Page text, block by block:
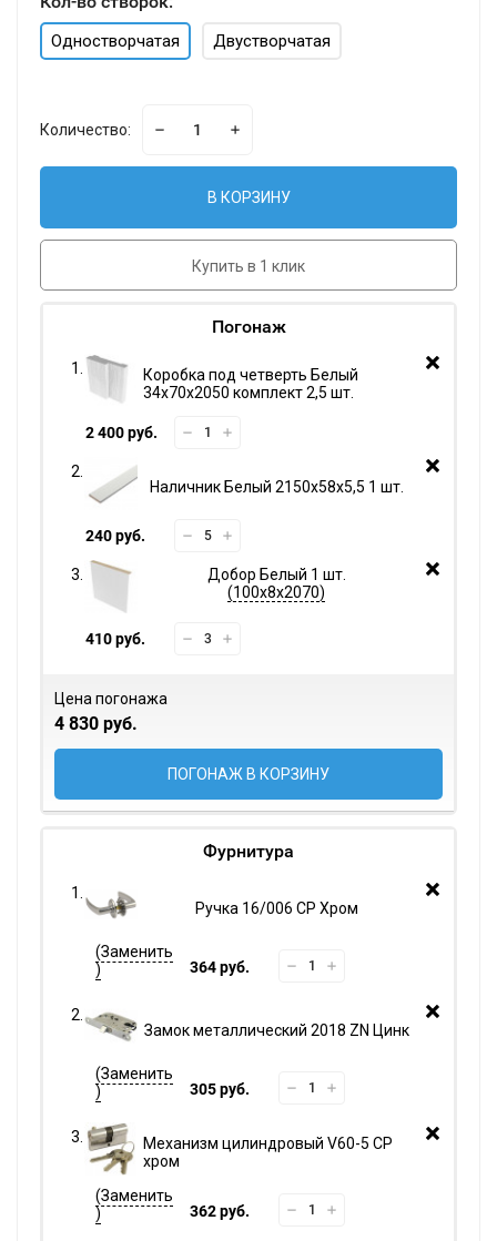
Одностворчатая Двустворчатая
Количество:
В КОРЗИНУ
Купить в 1 клик
Погонаж
Коробка под четверть Белый
34х70х2050 комплект 2,5 шт.
2 400 руб.
Наличник Белый 2150х58х5,5 1 шт.
240 руб.
Добор Белый 1 шт.
100х8х2070
410 руб.
Цена погонажа
4 830 руб.
ПОГОНАЖ В КОРЗИНУ
Фурнитура
Ручка 16/006 CP Хром
364 руб.
Замок металлический 2018 ZN Цинк
305 руб.
Механизм цилиндровый V60-5 CP
хром
362 руб.